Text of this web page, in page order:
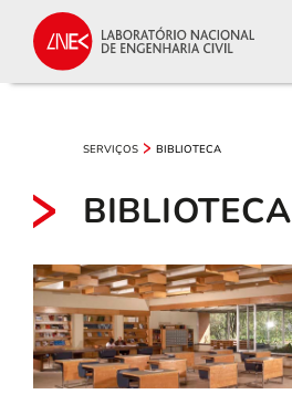
SERVIÇOS BIBLIOTECA
BIBLIOTECA